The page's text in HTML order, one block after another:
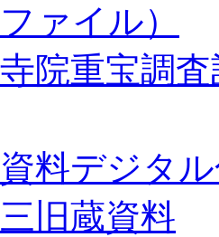
ァイル）
院重宝調
料デジタ
旧蔵資料